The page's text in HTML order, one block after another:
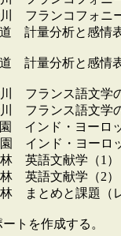
フランコフォニ
計量分析と感情
計量分析と感情
フランス語文学
フランス語文学
インド・ヨーロ
インド・ヨーロ
英語文献学（1）
英語文献学（2）
林 まとめと課題（
トを作成する。